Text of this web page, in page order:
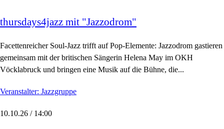
thursdays4jazz mit "Jazzodrom"
Facettenreicher Soul-Jazz trifft auf Pop-Elemente: Jazzodrom gastieren
gemeinsam mit der britischen Sängerin Helena May im OKH
Vöcklabruck und bringen eine Musik auf die Bühne, die...
Veranstalter: Jazzgruppe
10.10.26 / 14:00